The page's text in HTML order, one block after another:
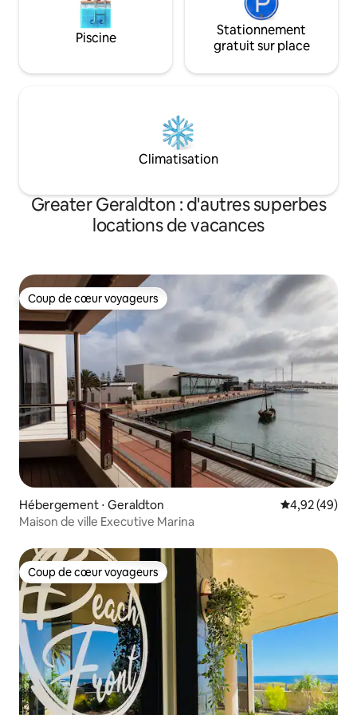
Piscine
Stationnement
gratuit sur place
Climatisation
Greater Geraldton : d'autres superbes
locations de vacances
Coup de cœur voyageurs
Coup de cœur voyageurs
Hébergement ⋅ Geraldton Évaluation
4,92 (49)
Maison de ville Executive Marina
Coup de cœur voyageurs
Coup de cœur voyageurs